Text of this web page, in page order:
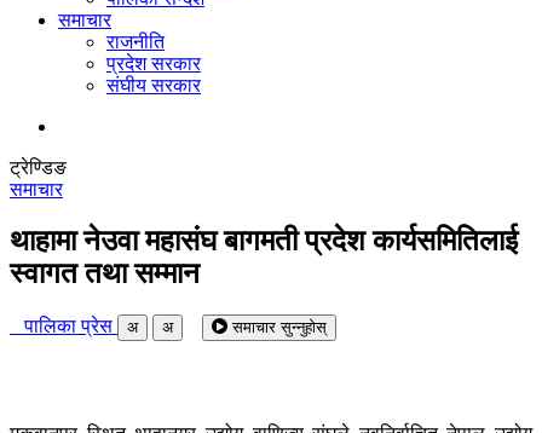
समाचार
राजनीति
प्रदेश सरकार
संघीय सरकार
ट्रेण्डिङ
समाचार
थाहामा नेउवा महासंघ बागमती प्रदेश कार्यसमितिलाई
स्वागत तथा सम्मान
पालिका प्रेस अ अ समाचार सुन्नुहोस्